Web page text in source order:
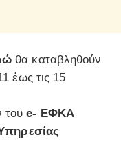
θα καταβληθούν
έως τις 15
τουe- ΕΦΚΑ